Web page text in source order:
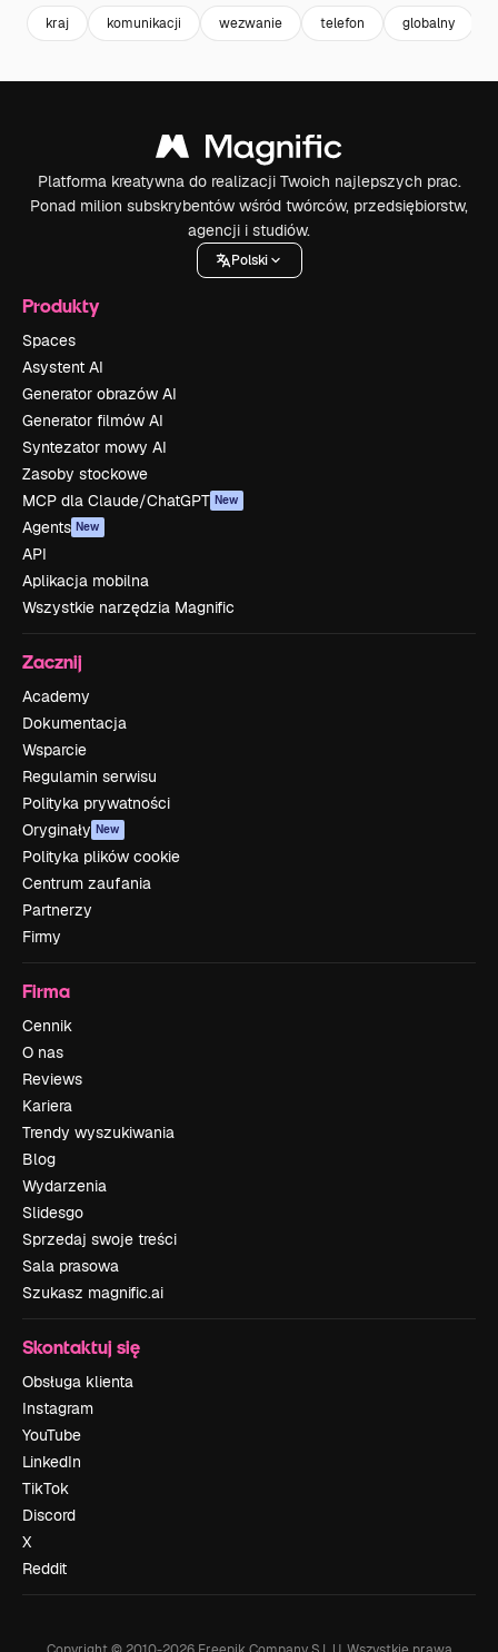
kraj komunikacji wezwanie telefon globalny
Platforma kreatywna do realizacji Twoich najlepszych prac.
Ponad milion subskrybentów wśród twórców, przedsiębiorstw,
agencji i studiów.
Polski
Produkty
Spaces
Asystent AI
Generator obrazów AI
Generator filmów AI
Syntezator mowy AI
Zasoby stockowe
MCP dla Claude/ChatGPT New
Agents New
API
Aplikacja mobilna
Wszystkie narzędzia Magnific
Zacznij
Academy
Dokumentacja
Wsparcie
Regulamin serwisu
Polityka prywatności
Oryginały New
Polityka plików cookie
Centrum zaufania
Partnerzy
Firmy
Firma
Cennik
O nas
Reviews
Kariera
Trendy wyszukiwania
Blog
Wydarzenia
Slidesgo
Sprzedaj swoje treści
Sala prasowa
Szukasz magnific.ai
Skontaktuj się
Obsługa klienta
Instagram
YouTube
LinkedIn
TikTok
Discord
X
Reddit